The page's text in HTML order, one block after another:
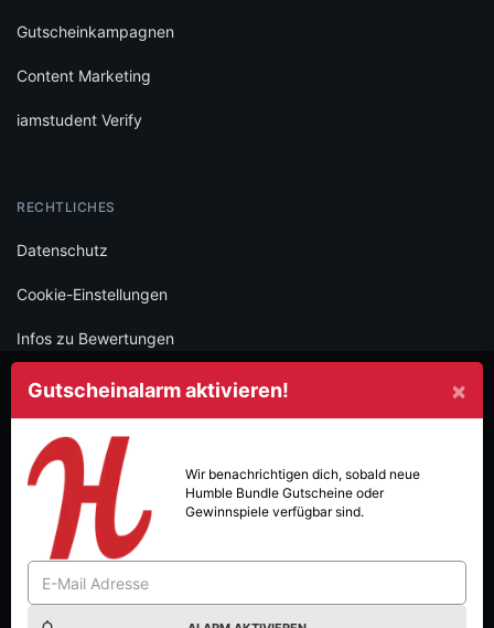
×
Gutscheinalarm aktivieren!
Wir benachrichtigen dich, sobald neue
Humble BundleGutscheine oder
Gewinnspiele verfügbar sind.
Gutscheinkampagnen
Content Marketing
iamstudent Verify
RECHTLICHES
Datenschutz
Cookie-Einstellungen
Infos zu Bewertungen
AGB
SOCIAL
Folge iamstudent und verpasse keine Deals mehr.